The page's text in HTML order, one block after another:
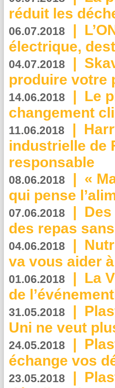
réduit les
06.07.2018 |
électrique,
04.07.2018 |
produire votre
14.06.2018 | Le
changement
11.06.2018 |
industrielle de
responsable
08.06.2018 | «
qui pense
07.06.2018 |
des repas
04.06.2018 |
va vous aider
01.06.2018 | La
de
31.05.2018 |
Uni ne veut
24.05.2018 |
échange vos
23.05.2018 |